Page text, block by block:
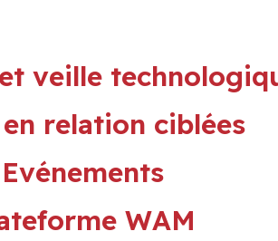
veille
relation ciblées
WAM